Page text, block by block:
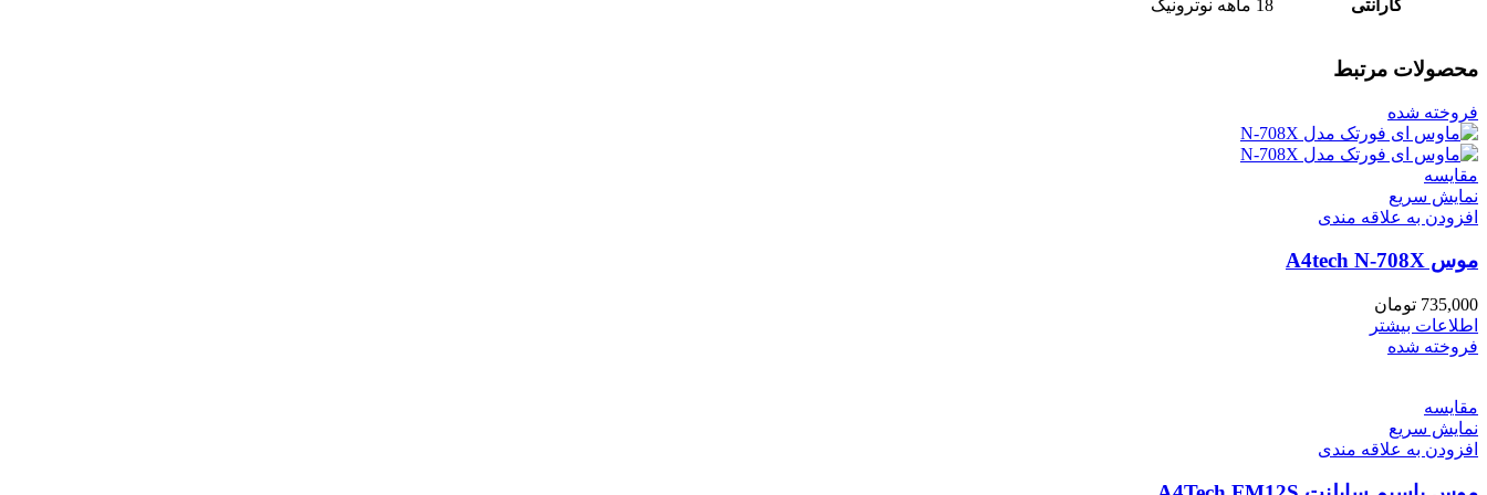
گارانتی 18 ماهه نوترونیک
محصولات مرتبط
فروخته شده
مقايسه
نمایش سریع
افزودن به علاقه مندی
موس A4tech N-708X
735,000 تومان
اطلاعات بیشتر
فروخته شده
مقايسه
نمایش سریع
افزودن به علاقه مندی